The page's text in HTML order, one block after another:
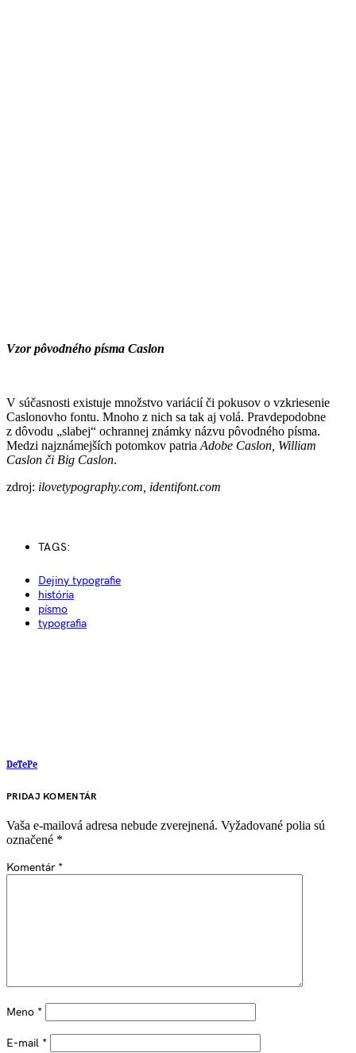
Vzor pôvodného písma Caslon
V súčasnosti existuje množstvo variácií či pokusov o vzkriesenie
Caslonovho fontu. Mnoho z nich sa tak aj volá. Pravdepodobne
z dôvodu „slabej“ ochrannej známky názvu pôvodného písma.
Medzi najznámejších potomkov patria Adobe Caslon, William
Caslon či Big Caslon.
zdroj: ilovetypography.com, identifont.com
TAGS:
Dejiny typografie
história
písmo
typografia
DeTePe
PRIDAJ KOMENTÁR
Vaša e-mailová adresa nebude zverejnená. Vyžadované polia sú
označené *
Komentár *
Meno *
E-mail *